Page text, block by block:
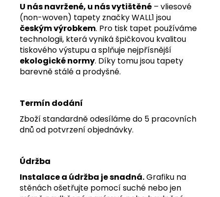
U nás navržené, u nás vytištěné – vliesové
(non-woven) tapety značky WALL1 jsou
českým výrobkem. Pro tisk tapet používáme
technologii, která vyniká špičkovou kvalitou
tiskového výstupu a splňuje nejpřísnější
ekologické normy. Díky tomu jsou tapety
barevně stálé a prodyšné.
Termín dodání
Zboží standardně odesíláme do 5 pracovních
dnů od potvrzení objednávky.
Údržba
Instalace a údržba je snadná.Grafiku na
stěnách ošetřujte pomocí suché nebo jen